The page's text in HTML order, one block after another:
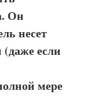
Он
несет
(даже если
мере